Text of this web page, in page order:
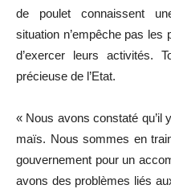
de poulet connaissent
situation n’empêche pas
d’exercer leurs activités.
précieuse de l’Etat.
« Nous avons constaté qu’il
maïs. Nous sommes en
gouvernement pour un
avons des problèmes liés